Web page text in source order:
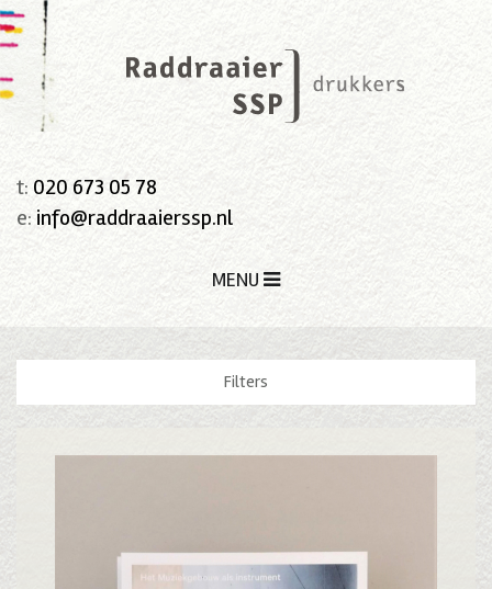
t: 020 673 05 78
e: info@raddraaierssp.nl
MENU
Filters